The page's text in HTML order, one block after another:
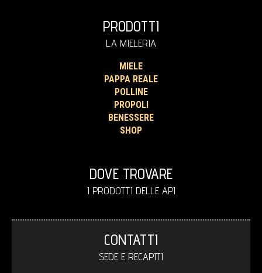
PRODOTTI
LA MIELERIA
MIELE
PAPPA REALE
POLLINE
PROPOLI
BENESSERE
SHOP
DOVE TROVARE
I PRODOTTI DELLE API
CONTATTI
SEDE E RECAPITI